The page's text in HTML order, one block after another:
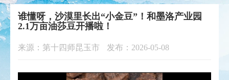
谁懂呀，沙漠里长出“小金豆”！和墨洛产业园
2.1万亩油莎豆开播啦！
来源：第十四师昆玉市 发布：2026-05-08